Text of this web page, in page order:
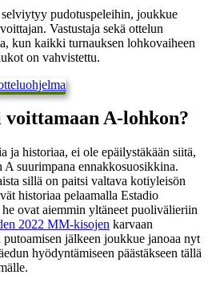
pudotuspeleihin, joukkue
Vastustaja sekä ottelun
kun kaikki turnauksen lohkovaiheen
on vahvistettu.
A-lohkon?
ja historiaa, ei ole epäilystäkään siitä,
suurimpana ennakkosuosikkina.
sillä on paitsi valtava kotiyleisön
historiaa pelaamalla Estadio
ovat aiemmin yltäneet puolivälieriin
2022 MM-kisojen karvaan
putoamisen jälkeen joukkue janoaa nyt
hyödyntämiseen päästäkseen tällä